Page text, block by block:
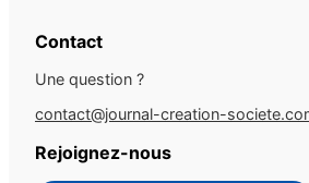
Contact
Une question ?
contact@journal-creation-
Rejoignez-nous